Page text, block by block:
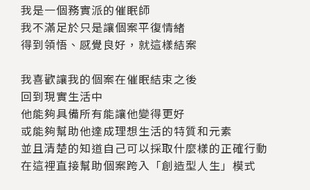
我是一個務實派的催眠師
我不滿足於只是讓個案平復情緒
得到領悟、感覺良好，就這樣結案
我喜歡讓我的個案在催眠結束之後
回到現實生活中
他能夠具備所有能讓他變得更好
或能夠幫助他達成理想生活的特質和元素
並且清楚的知道自己可以採取什麼樣的正確行動
在這裡直接幫助個案跨入「創造型人生」模式